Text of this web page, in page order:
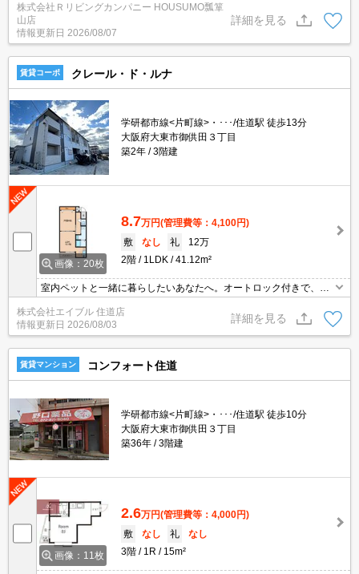
株式会社Ｒリビングカンパニー HOUSUMO瓢箪
山店
情報更新日 2026/08/07
詳細を見る
賃貸コーポ クレール・ド・ルナ
学研都市線<片町線>・･･･/住道駅 徒歩13分
大阪府大東市御供田３丁目
築2年
3階建
画像：20枚
8.7万円(管理費等：4,100円)
敷
なし 礼
12万
2階
1LDK 41.12m²
室内ペットと一緒に暮らしたいあなたへ。オートロック付きで、一
人暮らしも安心。防犯カメラ付きマンション。追い焚き・エアコ
ン・浴室乾燥機付きで設備充実!。浴室乾燥機、室内物干し付きで雨
の日も安心です。
株式会社エイブル 住道店
情報更新日 2026/08/03
詳細を見る
賃貸マンション コンフォート住道
学研都市線<片町線>・･･･/住道駅 徒歩10分
大阪府大東市御供田３丁目
築36年
3階建
画像：11枚
2.6万円(管理費等：4,000円)
敷
なし 礼
なし
3階
1R 15m²